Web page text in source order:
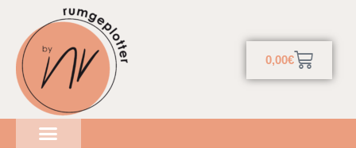
0,00€